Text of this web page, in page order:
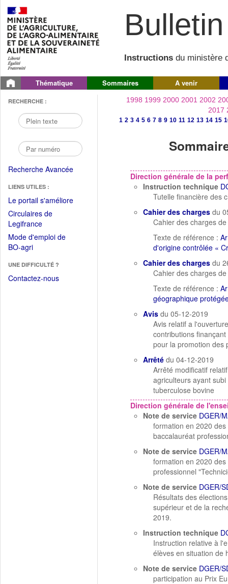
Instructions du ministère
Thématique Sommaires A venir
RECHERCHE :
Recherche Avancée
LIENS UTILES :
Le portail s'améliore(Fichier
Circulaires de
Legifrance(Ouvrir
dans
une
fenêtre)
Mode d'emploi de
BO-agri(Ouvrir
une
nouvelle
UNE DIFFICULTÉ ?
Contactez-nous
1998 1999 2000 2001 2002
2017
1 2 3 4 5 6 7 8 9 10 11 12 13 14 15
Direction générale de la
Instruction technique
Tutelle financière des
Cahier des charges du
Cahier des charges
Texte de référence :
d'origine contrôlée «
Cahier des charges du
Cahier des charges
Texte de référence :
géographique
Avis du 05-12-2019
Avis relatif a
contributions
pour la promotion des
Arrêté du 04-12-2019
Arrêté modificatif
agriculteurs ayant
tuberculose bovine
Direction générale de
Note de service DGER/
formation en 2020
baccalauréat
Note de service DGER/
formation en 2020
professionnel
Note de service DGER/
Résultats des
supérieur et de la
2019.
Instruction technique
Instruction relative à
élèves en situation de
Note de service DGER/
participation au Prix